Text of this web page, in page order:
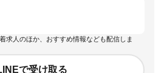
求人のほか、おすすめ情報なども配信しま
で受け取る